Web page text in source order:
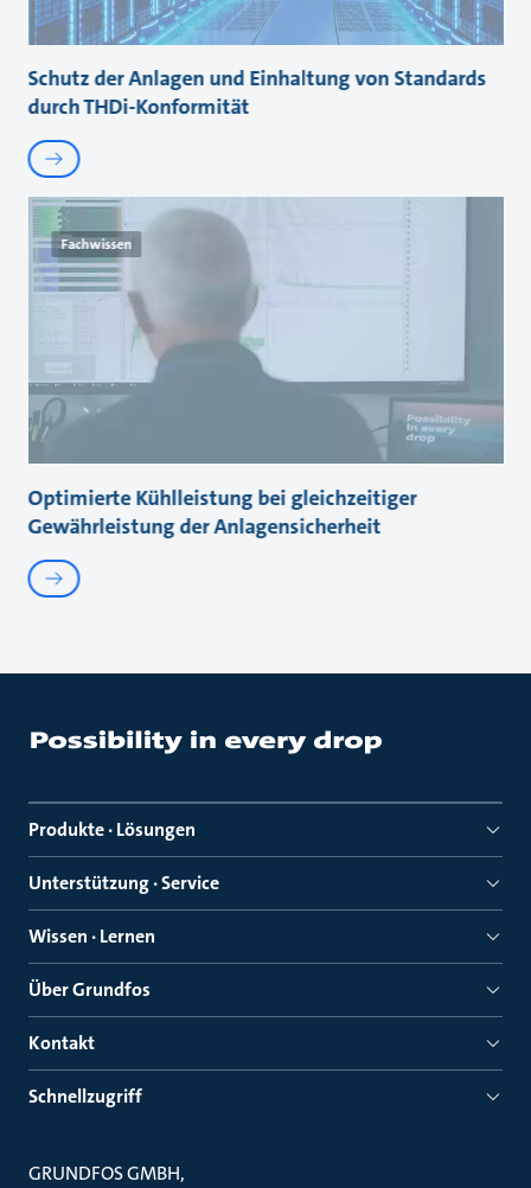
Schutz der Anlagen und Einhaltung von Standards
durch THDi-Konformität
Fachwissen
Optimierte Kühlleistung bei gleichzeitiger
Gewährleistung der Anlagensicherheit
Produkte · Lösungen
Unterstützung · Service
Wissen · Lernen
Über Grundfos
Kontakt
Schnellzugriff
GRUNDFOS GMBH